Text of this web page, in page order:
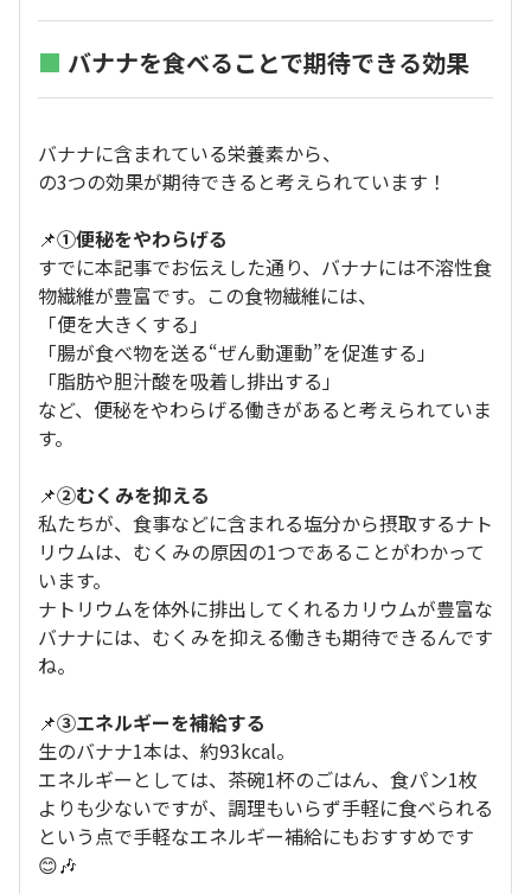
■ バナナを食べることで期待できる効果
バナナに含まれている栄養素から、
の3つの効果が期待できると考えられています！
📌①便秘をやわらげる
すでに本記事でお伝えした通り、バナナには不溶性食
物繊維が豊富です。この食物繊維には、
「便を大きくする」
「腸が食べ物を送る“ぜん動運動”を促進する」
「脂肪や胆汁酸を吸着し排出する」
など、便秘をやわらげる働きがあると考えられていま
す。
📌②むくみを抑える
私たちが、食事などに含まれる塩分から摂取するナト
リウムは、むくみの原因の1つであることがわかって
います。
ナトリウムを体外に排出してくれるカリウムが豊富な
バナナには、むくみを抑える働きも期待できるんです
ね。
📌③エネルギーを補給する
生のバナナ1本は、約93kcal。
エネルギーとしては、茶碗1杯のごはん、食パン1枚
よりも少ないですが、調理もいらず手軽に食べられる
という点で手軽なエネルギー補給にもおすすめです
😊🎶